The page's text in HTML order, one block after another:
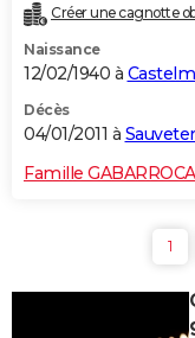
Créer une cagnotte
Naissance
12/02/1940 à
Décès
04/01/2011 à
Famille GABARROCA
1